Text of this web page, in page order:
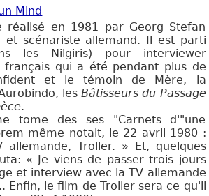
Mind
réalisé en 1981 par Georg Stefan
et scénariste allemand. Il est parti
les Nilgiris) pour interviewer
français qui a été pendant plus de
et le témoin de Mère, la
lesBâtisseurs du Passage
.
tome des ses "Carnets d'"une
même notait, le 22 avril 1980 :
Troller. » Et, quelques
« Je viens de passer trois jours
et interview avec la TV allemande
Enfin, le film de Troller sera ce qu'il